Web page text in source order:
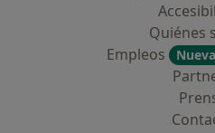
Quiénes
Empleos